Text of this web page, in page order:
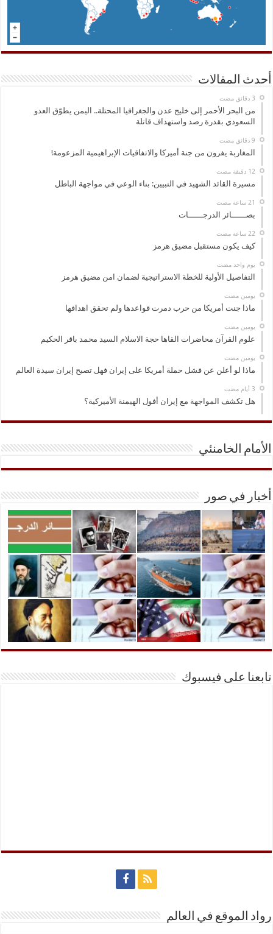
أحدث المقالات
من البحر الأحمر إلى خليج عدن والجغرافيا المحتلة.. اليمن يطوّق العدو
السعودي بقدرة رصد واستهداف قاتلة
المغاربة يفرون من جنة أميركا والاتفاقيات الإبراهيمية المزعومة!
مسيرة القائد الشهيد في التبيين: بناء الوعي في مواجهة الباطل
بصــــــائر الدرجــــــات
كيف يكون مستقبل مضيق هرمز
‏يوم واحد مضت
التفاصيل الأولية للخطة الاستراتيجية لضمان امن مضيق هرمز
‏يومين مضت
ماذا جنت أمريكا من حرب دمرت قواعدها ولم تحقق اهدافها
‏يومين مضت
علوم القرآن محاضرات القاها حجة الاسلام السيد محمد باقر الحكيم
‏يومين مضت
ماذا لو أعلن عن فشل حملة أمريكا على إيران فهل تصبح إيران سيدة العالم
هل تكشف المواجهة مع إيران أفول الهيمنة الأميركية؟
الأمام الخامنئي
أخبار في صور
تابعنا على فيسبوك
رواد الموقع في العالم